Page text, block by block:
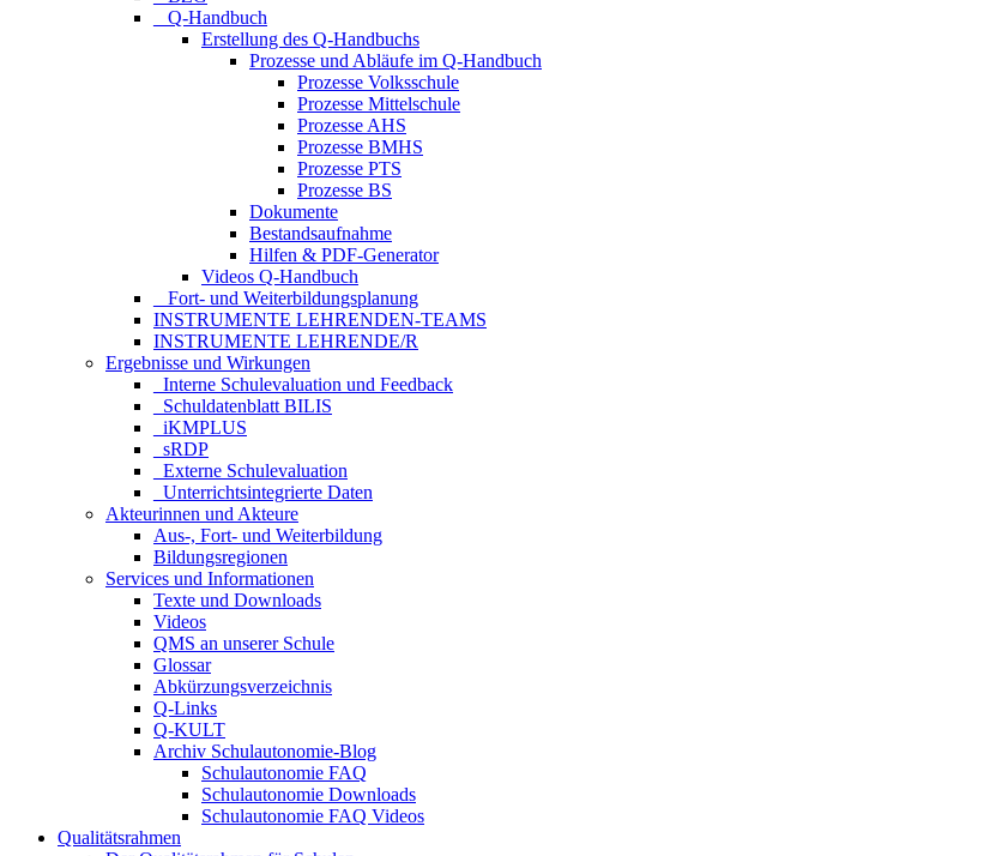
_ Q-Handbuch
Erstellung des Q-Handbuchs
Prozesse und Abläufe im Q-Handbuch
Prozesse Volksschule
Prozesse Mittelschule
Prozesse AHS
Prozesse BMHS
Prozesse PTS
Prozesse BS
Dokumente
Bestandsaufnahme
Hilfen & PDF-Generator
Videos Q-Handbuch
_ Fort- und Weiterbildungsplanung
INSTRUMENTE LEHRENDEN-TEAMS
INSTRUMENTE LEHRENDE/R
Ergebnisse und Wirkungen
_Interne Schulevaluation und Feedback
_Schuldatenblatt BILIS
_iKMPLUS
_sRDP
_Externe Schulevaluation
_Unterrichtsintegrierte Daten
Akteurinnen und Akteure
Aus-, Fort- und Weiterbildung
Bildungsregionen
Services und Informationen
Texte und Downloads
Videos
QMS an unserer Schule
Glossar
Abkürzungsverzeichnis
Q-Links
Q-KULT
Archiv Schulautonomie-Blog
Schulautonomie FAQ
Schulautonomie Downloads
Schulautonomie FAQ Videos
Qualitätsrahmen